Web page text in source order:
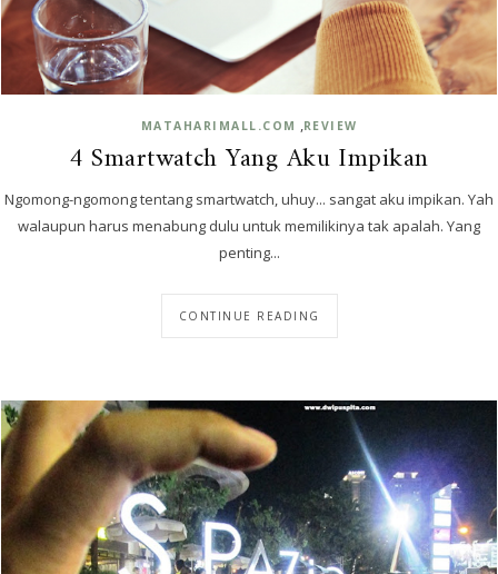
MATAHARIMALL.COM ,REVIEW
4 Smartwatch Yang Aku Impikan
Ngomong-ngomong tentang smartwatch, uhuy... sangat aku impikan. Yah
walaupun harus menabung dulu untuk memilikinya tak apalah. Yang
penting...
CONTINUE READING